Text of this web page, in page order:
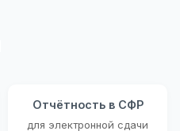
Отчётность в СФР
для электронной сдачи